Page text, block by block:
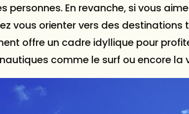
En revanche, si vous
vous orienter vers des destinations
offre un cadre idyllique pour
comme le surf ou encore la